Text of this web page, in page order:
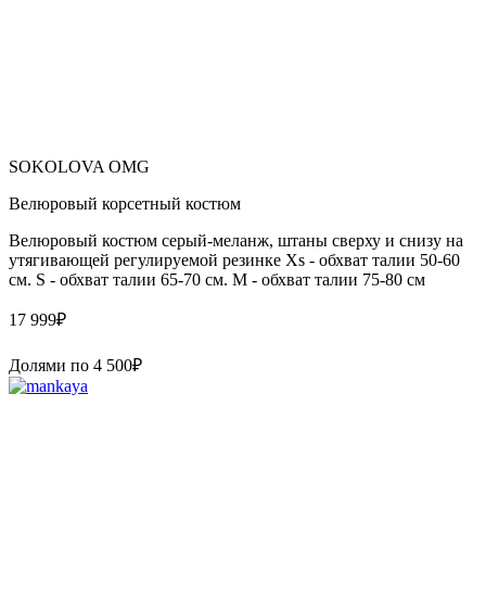
SOKOLOVA OMG
Велюровый корсетный костюм
Велюровый костюм серый-меланж, штаны сверху и снизу на
утягивающей регулируемой резинке Xs - обхват талии 50-60
см. S - обхват талии 65-70 см. M - обхват талии 75-80 см
17 999₽
Долями по 4 500₽